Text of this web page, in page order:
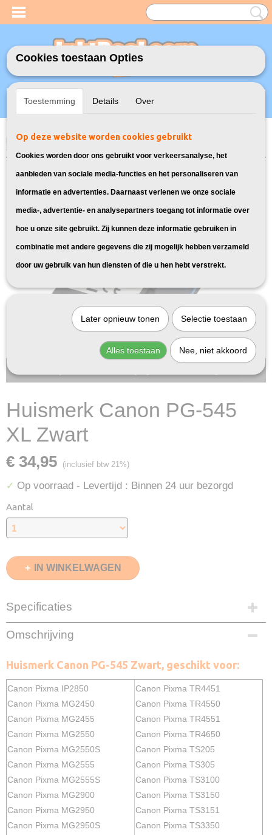
Inloggen Registreren
UW WINKELWAGEN
Home>Inktcartridges >Geschikt voor Canon>Huismerk Canon PG-545
Huismerk Canon PG-545
XL Zwart
€ 34,95 (inclusief btw 21%)
✓ Op voorraad - Levertijd : Binnen 24 uur bezorgd
Aantal
IN WINKELWAGEN
Specificaties
EAN code
8720153534420
25ml
Merk
InktDL®
Verzendmethode
Pakketpost
Garantie
2 Jaar
Recyclebaar
❌
Omschrijving
Huismerk Canon PG-545 Zwart, geschikt voor:
Canon Pixma IP2850
Canon Pixma MG2450
Canon Pixma MG2455
Canon Pixma MG2550
Canon Pixma MG2550S
Canon Pixma MG2555
Canon Pixma MG2555S
Canon Pixma MG2900
Canon Pixma MG2950
Canon Pixma MG2950S
Canon Pixma TR4451
Canon Pixma TR4550
Canon Pixma TR4551
Canon Pixma TR4650
Canon Pixma TS205
Canon Pixma TS305
Canon Pixma TS3100
Canon Pixma TS3150
Canon Pixma TS3151
Canon Pixma TS3350
Cookies toestaan Opties
Toestemming Details Over
Op deze website worden cookies gebruikt
Cookies worden door ons gebruikt voor verkeersanalyse, het
aanbieden van sociale media-functies en het personaliseren van
informatie en advertenties. Daarnaast verlenen we onze sociale
media-, advertentie- en analysepartners toegang tot informatie over
hoe u onze site gebruikt. Zij kunnen deze informatie gebruiken in
combinatie met andere gegevens die zij mogelijk hebben verzameld
door uw gebruik van hun diensten of die u hen hebt verstrekt.
Later opnieuw tonen Selectie toestaan
Alles toestaan Nee, niet akkoord